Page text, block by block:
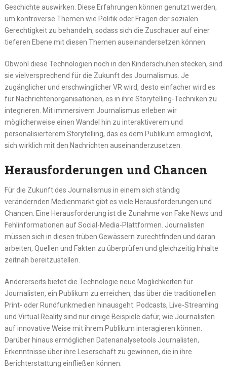
Geschichte auswirken. Diese Erfahrungen können genutzt werden,
um kontroverse Themen wie Politik oder Fragen der sozialen
Gerechtigkeit zu behandeln, sodass sich die Zuschauer auf einer
tieferen Ebene mit diesen Themen auseinandersetzen können.
Obwohl diese Technologien noch in den Kinderschuhen stecken, sind
sie vielversprechend für die Zukunft des Journalismus. Je
zugänglicher und erschwinglicher VR wird, desto einfacher wird es
für Nachrichtenorganisationen, es in ihre Storytelling-Techniken zu
integrieren. Mit immersivem Journalismus erleben wir
möglicherweise einen Wandel hin zu interaktiverem und
personalisierterem Storytelling, das es dem Publikum ermöglicht,
sich wirklich mit den Nachrichten auseinanderzusetzen.
Herausforderungen und Chancen
Für die Zukunft des Journalismus in einem sich ständig
verändernden Medienmarkt gibt es viele Herausforderungen und
Chancen. Eine Herausforderung ist die Zunahme von Fake News und
Fehlinformationen auf Social-Media-Plattformen. Journalisten
müssen sich in diesen trüben Gewässern zurechtfinden und daran
arbeiten, Quellen und Fakten zu überprüfen und gleichzeitig Inhalte
zeitnah bereitzustellen.
Andererseits bietet die Technologie neue Möglichkeiten für
Journalisten, ein Publikum zu erreichen, das über die traditionellen
Print- oder Rundfunkmedien hinausgeht. Podcasts, Live-Streaming
und Virtual Reality sind nur einige Beispiele dafür, wie Journalisten
auf innovative Weise mit ihrem Publikum interagieren können.
Darüber hinaus ermöglichen Datenanalysetools Journalisten,
Erkenntnisse über ihre Leserschaft zu gewinnen, die in ihre
Berichterstattung einfließen können.